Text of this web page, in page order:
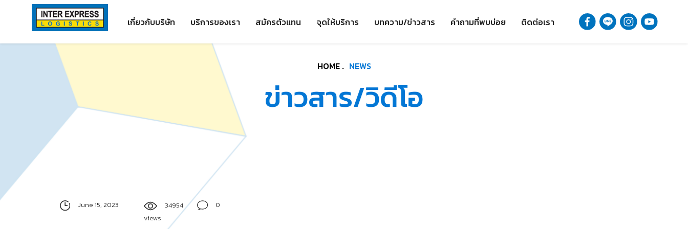
Paste this code as high in the of the page as possible:
to
เกี่ยวกับบริษัท บริการของเรา สมัครตัวแทน จุดให้บริการ บทความ/ข่าวสาร คำถามที่พบบ่อย ติดต่อเรา
HOME . NEWS
ข่าวสาร/วิดีโอ
June 15, 2023
34954
views
0